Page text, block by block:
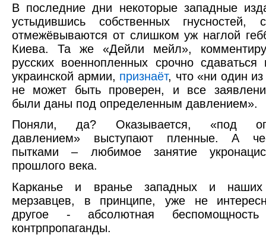
В последние дни некоторые западные
устыдившись собственных гнусностей,
отмежёвываются от слишком уж наглой
Киева. Та же «Дейли мейл»,
русских военнопленных срочно сдаваться
украинской армии, признаёт, что «ни один из
не может быть проверен, и все
были даны под определенным давлением».
Поняли, да? Оказывается, «под
давлением» выступают пленные. А
пытками – любимое занятие
прошлого века.
Карканье и вранье западных и
мерзавцев, в принципе, уже не
другое - абсолютная беспомощность
контрпропаганды.